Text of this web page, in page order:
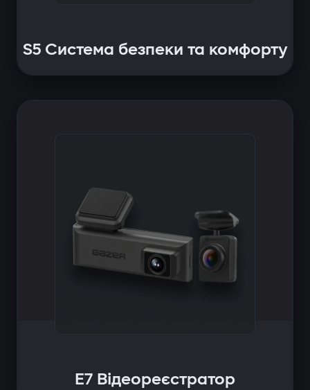
S5 Система безпеки та комфорту
E7 Відеореєстратор